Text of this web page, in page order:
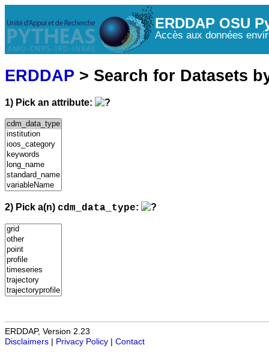
ERDDAP OSU
Accès aux données
ERDDAP > Search for Datasets
1) Pick an attribute:
2) Pick a(n) cdm_data_type:
ERDDAP, Version 2.23
Disclaimers
Privacy Policy Contact